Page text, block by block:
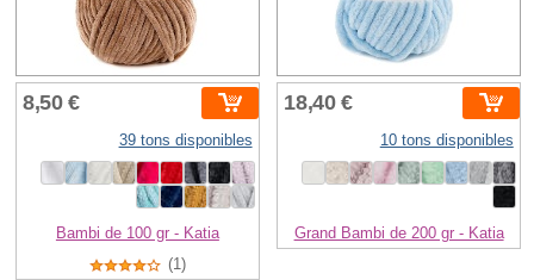
8,50 €
39 tons disponibles
Bambi de 100 gr - Katia
(1)
18,40 €
10 tons disponibles
Grand Bambi de 200 gr - Katia